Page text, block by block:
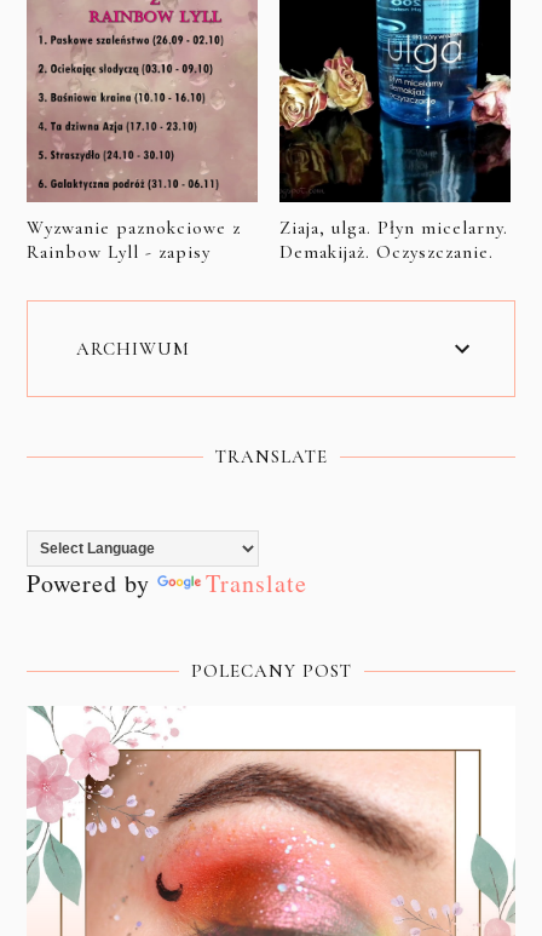
Wyzwanie paznokciowe z
Rainbow Lyll - zapisy
Ziaja, ulga. Płyn micelarny.
Demakijaż. Oczyszczanie.
ARCHIWUM
TRANSLATE
Powered by Translate
POLECANY POST